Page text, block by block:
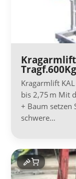
Kragarmlift
Tragf.600Kg
Kragarmlift
bis 2,75 m Mit
+ Baum setzen
schwere…